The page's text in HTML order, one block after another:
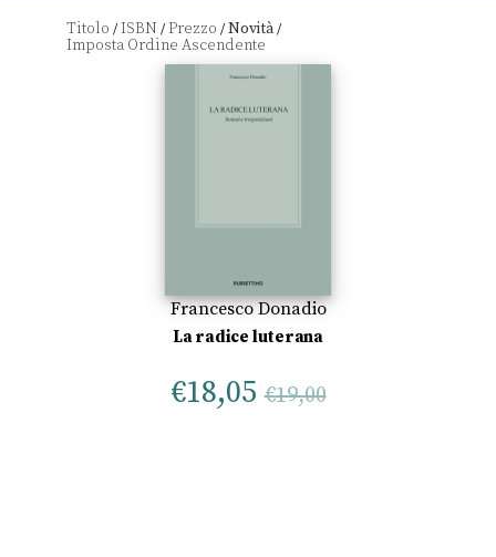
Titolo /ISBN /Prezzo /Novità/
Francesco Donadio
La radice luterana
€18,05 €19,00